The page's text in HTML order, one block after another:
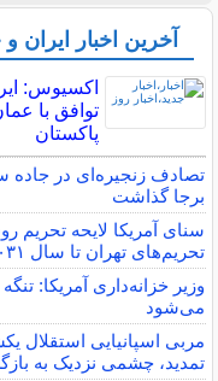
آخرین اخبار ایران
اکسیوس:
توافق با
پاکستان
برجا گذاشت
سنای آمریکا لایحه تحریم
تحریم‌های تهران تا سال ۲۰۳۱
وزیر خزانه‌داری آمریکا:
می‌شود
مربی اسپانیایی استقلال
تمدید، چشمی نزدیک به